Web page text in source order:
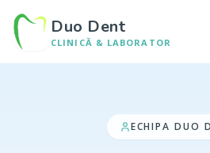
Duo Dent
CLINICĂ & LABORATOR
ECHIPA DUO